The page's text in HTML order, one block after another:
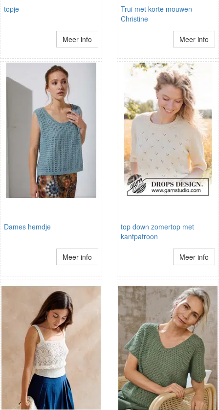
topje
Meer info
Trui met korte mouwen
Christine
Meer info
Dames hemdje
Meer info
top down zomertop met
kantpatroon
Meer info